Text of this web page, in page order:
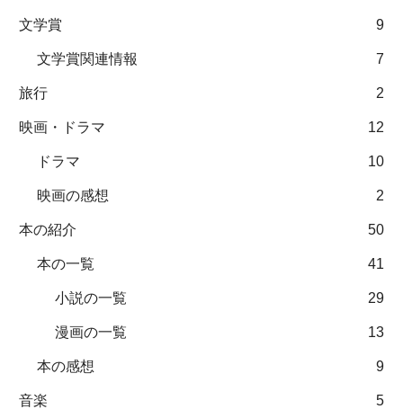
文学賞 9
文学賞関連情報 7
旅行 2
映画・ドラマ 12
ドラマ 10
映画の感想 2
本の紹介 50
本の一覧 41
小説の一覧 29
漫画の一覧 13
本の感想 9
音楽 5